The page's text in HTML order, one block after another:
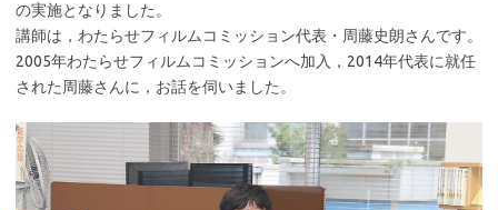
の実施となりました。
講師は，わたらせフィルムコミッション代表・周藤史朗さんです。
2005年わたらせフィルムコミッションへ加入，2014年代表に就任
された周藤さんに，お話を伺いました。